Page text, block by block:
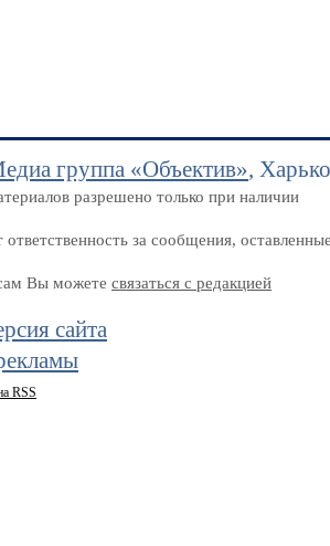
группа «Объектив»,
разрешено только при наличии
ответственность за сообщения,
Вы можете связаться с редакцией
сайта
RSS